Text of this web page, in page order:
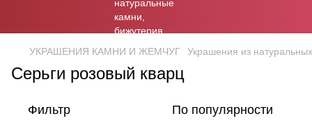
УКРАШЕНИЯ КАМНИ И ЖЕМЧУГ Украшения из
Серьги розовый кварц
Фильтр По популярности